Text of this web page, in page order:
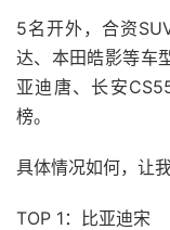
5名开外，合资
达、本田皓影等车
亚迪唐、长安
榜。
具体情况如何，让
TOP 1：比亚迪宋